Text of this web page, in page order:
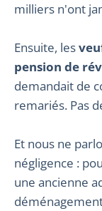
milliers n'ont
Ensuite, les
pension de
demandait de
remariés. Pas
Et nous ne
négligence :
une ancienne